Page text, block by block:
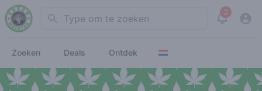
Search 2
View
Zoeken Deals Ontdek